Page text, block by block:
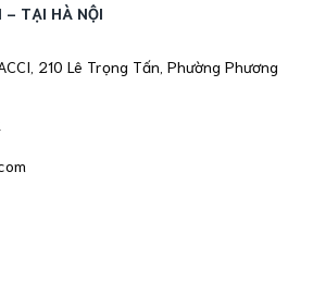
- TẠI HÀ NỘI
210 Lê Trọng Tấn, Phường Phương